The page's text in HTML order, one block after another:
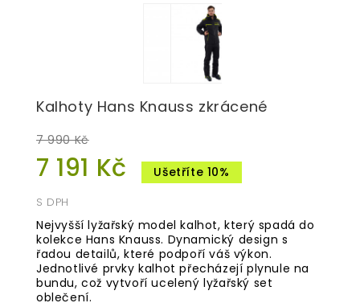
Kalhoty Hans Knauss zkrácené
7 990 Kč
7 191 Kč Ušetříte 10%
S DPH
Nejvyšší lyžařský model kalhot, který spadá do
kolekce Hans Knauss. Dynamický design s
řadou detailů, které podpoří váš výkon.
Jednotlivé prvky kalhot přecházejí plynule na
bundu, což vytvoří ucelený lyžařský set
oblečení.